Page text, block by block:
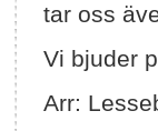
tar oss
Vi bjuder
Arr: